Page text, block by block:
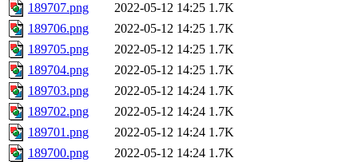
189707.png
2022-05-12 14:25 1.7K
189706.png
2022-05-12 14:25 1.7K
189705.png
2022-05-12 14:25 1.7K
189704.png
2022-05-12 14:25 1.7K
189703.png
2022-05-12 14:24 1.7K
189702.png
2022-05-12 14:24 1.7K
189701.png
2022-05-12 14:24 1.7K
189700.png
2022-05-12 14:24 1.7K